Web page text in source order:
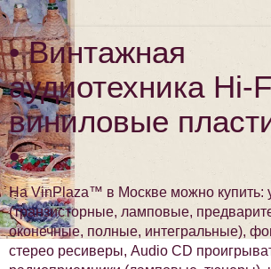
• Винтажная
аудиотехника Hi-
виниловые
•
На VinPlaza™ в Москве можно купить:
(транзисторные, ламповые,
оконечные, полные, интегральные),
стерео ресиверы, Audio CD